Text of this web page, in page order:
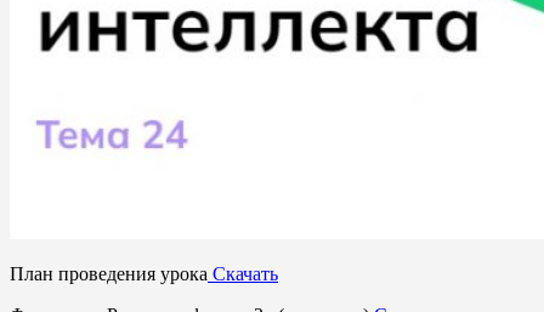
План проведения урока Скачать